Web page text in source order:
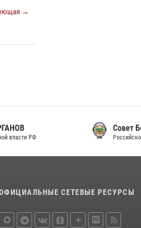
→
08 июля 2026, 07:01
Совет Безопасности
Российской Федерации
СЕТЕВЫЕ РЕСУРСЫ